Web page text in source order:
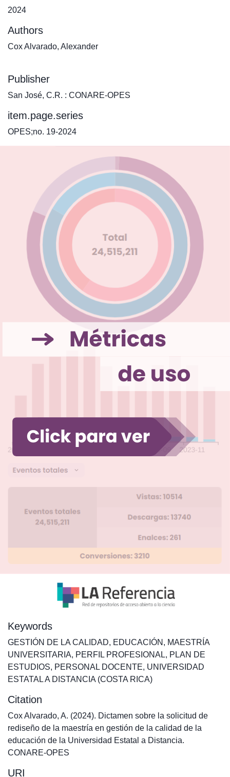
2024
Authors
Cox Alvarado, Alexander
Publisher
San José, C.R. : CONARE-OPES
item.page.series
OPES;no. 19-2024
Keywords
GESTIÓN DE LA CALIDAD, EDUCACIÓN , MAESTRÍA
UNIVERSITARIA, PERFIL PROFESIONAL, PLAN DE
ESTUDIOS, PERSONAL DOCENTE, UNIVERSIDAD
ESTATAL A DISTANCIA (COSTA RICA)
Citation
Cox Alvarado, A. (2024). Dictamen sobre la solicitud de
rediseño de la maestría en gestión de la calidad de la
educación de la Universidad Estatal a Distancia.
CONARE-OPES
URI